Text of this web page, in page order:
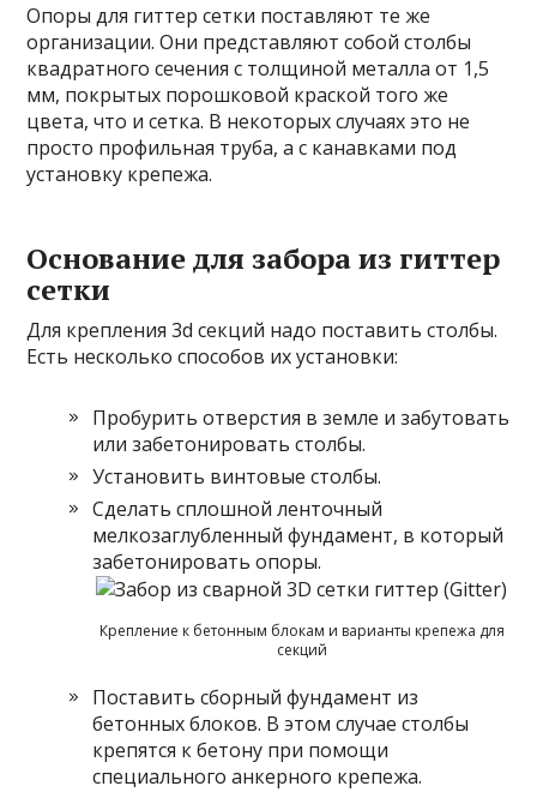
Опоры для гиттер сетки поставляют те же
организации. Они представляют собой столбы
квадратного сечения с толщиной металла от 1,5
мм, покрытых порошковой краской того же
цвета, что и сетка. В некоторых случаях это не
просто профильная труба, а с канавками под
установку крепежа.
Основание для забора из гиттер
сетки
Для крепления 3d секций надо поставить столбы.
Есть несколько способов их установки:
Пробурить отверстия в земле и забутовать
или забетонировать столбы.
Установить винтовые столбы.
Сделать сплошной ленточный
мелкозаглубленный фундамент, в который
забетонировать опоры.
Крепление к бетонным блокам и варианты крепежа для
секций
Поставить сборный фундамент из
бетонных блоков. В этом случае столбы
крепятся к бетону при помощи
специального анкерного крепежа.